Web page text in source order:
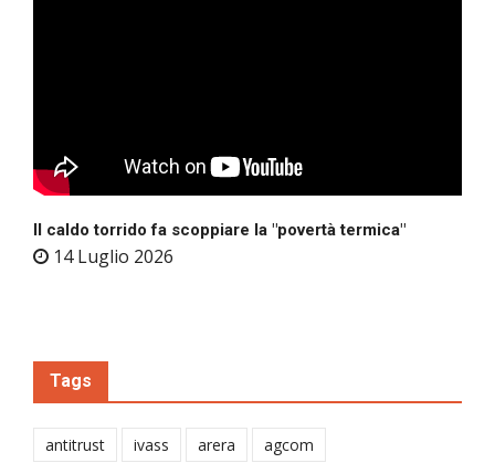
Il caldo torrido fa scoppiare la "povertà termica"
14 Luglio 2026
Tags
antitrust ivass arera agcom